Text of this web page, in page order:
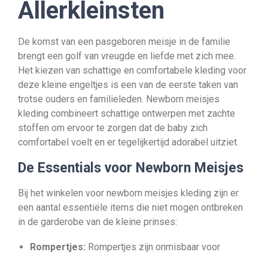
Allerkleinsten
De komst van een pasgeboren meisje in de familie
brengt een golf van vreugde en liefde met zich mee.
Het kiezen van schattige en comfortabele kleding voor
deze kleine engeltjes is een van de eerste taken van
trotse ouders en familieleden. Newborn meisjes
kleding combineert schattige ontwerpen met zachte
stoffen om ervoor te zorgen dat de baby zich
comfortabel voelt en er tegelijkertijd adorabel uitziet.
De Essentials voor Newborn Meisjes
Bij het winkelen voor newborn meisjes kleding zijn er
een aantal essentiële items die niet mogen ontbreken
in de garderobe van de kleine prinses:
Rompertjes: Rompertjes zijn onmisbaar voor